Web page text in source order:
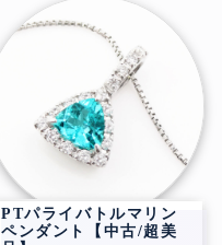
PTパライバトルマリン
ペンダント【中古/超美